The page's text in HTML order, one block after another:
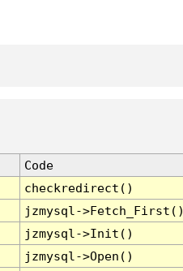
Code
checkredirect()
jzmysql-
jzmysql->Init()
jzmysql->Open()